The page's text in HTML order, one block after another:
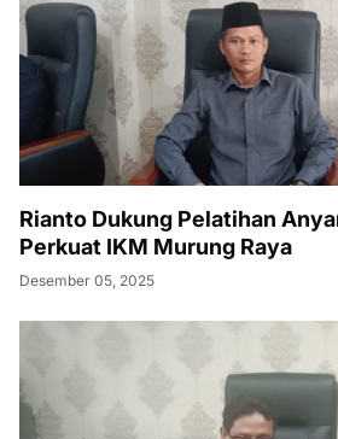
Rianto Dukung Pelatihan
Perkuat IKM Murung Raya
Desember 05, 2025